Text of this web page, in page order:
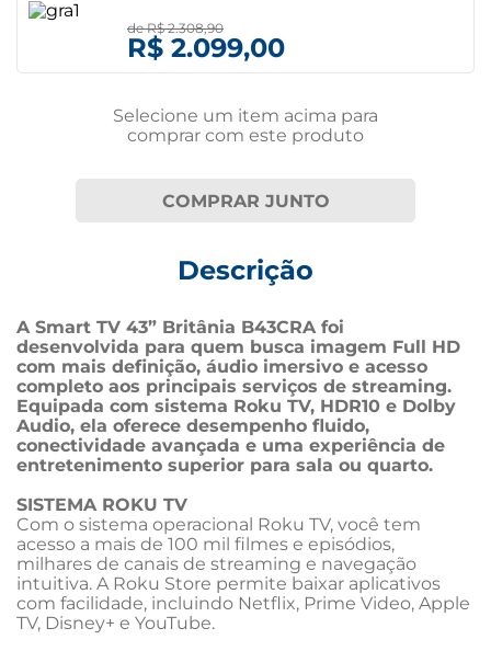
deR$ 2.308,90
R$ 2.099,00
Selecione um item acima para
comprar com este produto
COMPRAR JUNTO
Descrição
A Smart TV 43” Britânia B43CRA foi
desenvolvida para quem busca imagem Full HD
com mais definição, áudio imersivo e acesso
completo aos principais serviços de streaming.
Equipada com sistema Roku TV, HDR10 e Dolby
Audio, ela oferece desempenho fluido,
conectividade avançada e uma experiência de
entretenimento superior para sala ou quarto.
SISTEMA ROKU TV
Com o sistema operacional Roku TV, você tem
acesso a mais de 100 mil filmes e episódios,
milhares de canais de streaming e navegação
intuitiva. A Roku Store permite baixar aplicativos
com facilidade, incluindo Netflix, Prime Video, Apple
TV, Disney+ e YouTube.